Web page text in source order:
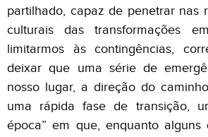
partilhado, capaz de penetrar nas
culturais das transformações
limitarmos às contingências,
deixar que uma série de
nosso lugar, a direção do
uma rápida fase de transição,
época” em que, enquanto